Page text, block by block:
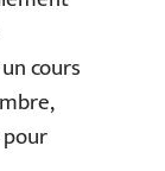
cours